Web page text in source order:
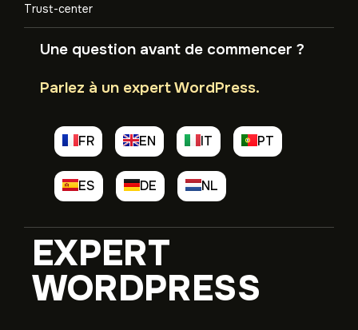
Trust-center
Une question avant de commencer ?
Parlez à un expert WordPress.
FR EN IT PT
ES DE NL
EXPERT
WORDPRESS